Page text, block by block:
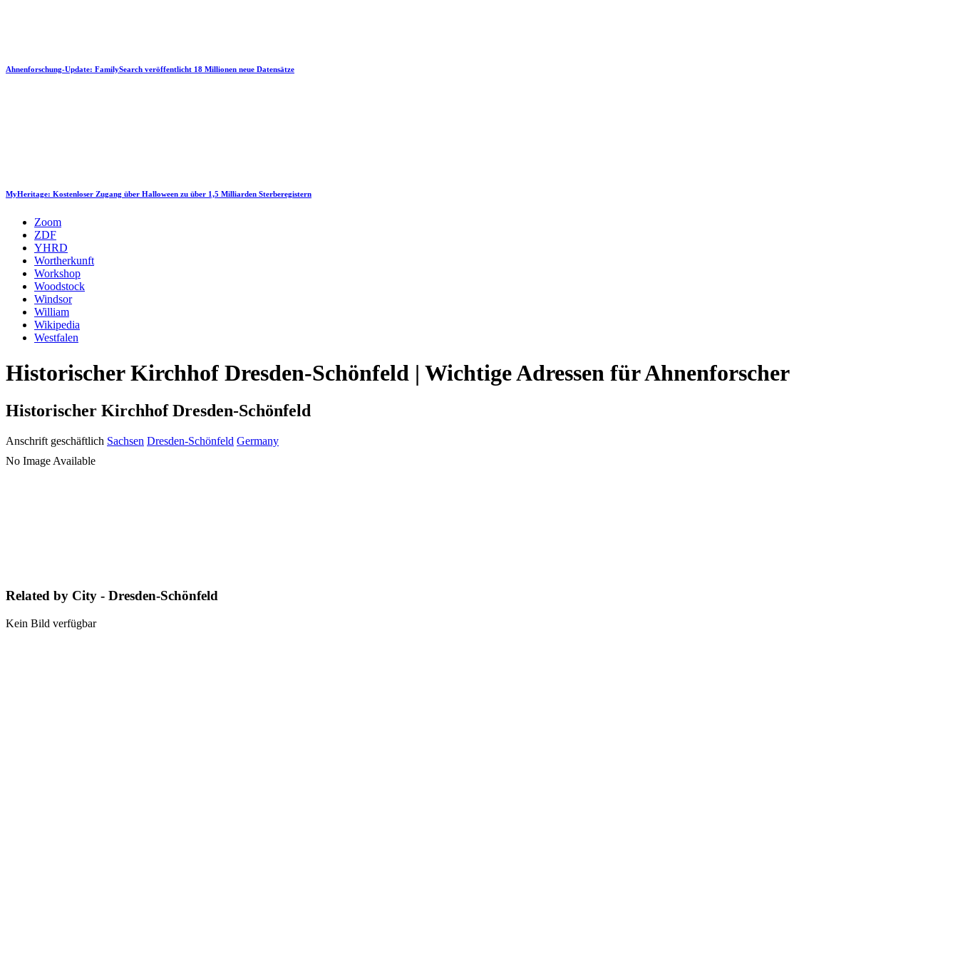
Ahnenforschung-Update: FamilySearch veröffentlicht 18 Millionen neue Datensätze
MyHeritage: Kostenloser Zugang über Halloween zu über 1,5 Milliarden Sterberegistern
Zoom
ZDF
YHRD
Wortherkunft
Workshop
Woodstock
Windsor
William
Wikipedia
Westfalen
Historischer Kirchhof Dresden-Schönfeld | Wichtige Adressen für Ahnenforscher
Historischer Kirchhof Dresden-Schönfeld
Anschrift geschäftlich Sachsen Dresden-Schönfeld Germany
No Image Available
Related by City - Dresden-Schönfeld
Kein Bild verfügbar